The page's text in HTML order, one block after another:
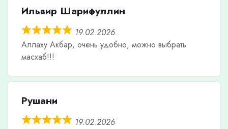
Ильвир Шарифуллин
19.02.2026
Аллаху Акбар, очень удобно, можно выбрать
масхаб!!!
Рушани
19.02.2026